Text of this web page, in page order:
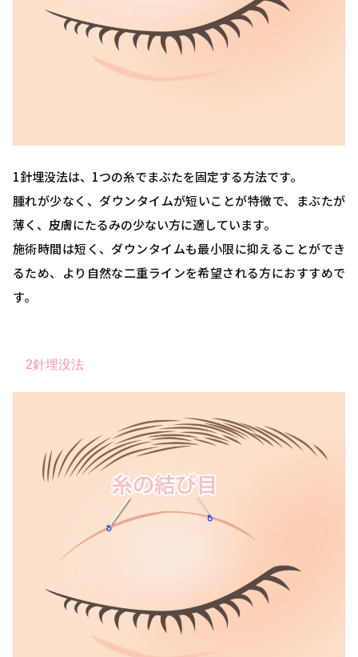
1針埋没法は、1つの糸でまぶたを固定する方法です。
腫れが少なく、ダウンタイムが短いことが特徴で、まぶたが
薄く、皮膚にたるみの少ない方に適しています。
施術時間は短く、ダウンタイムも最小限に抑えることができ
るため、より自然な二重ラインを希望される方におすすめで
す。
2針埋没法